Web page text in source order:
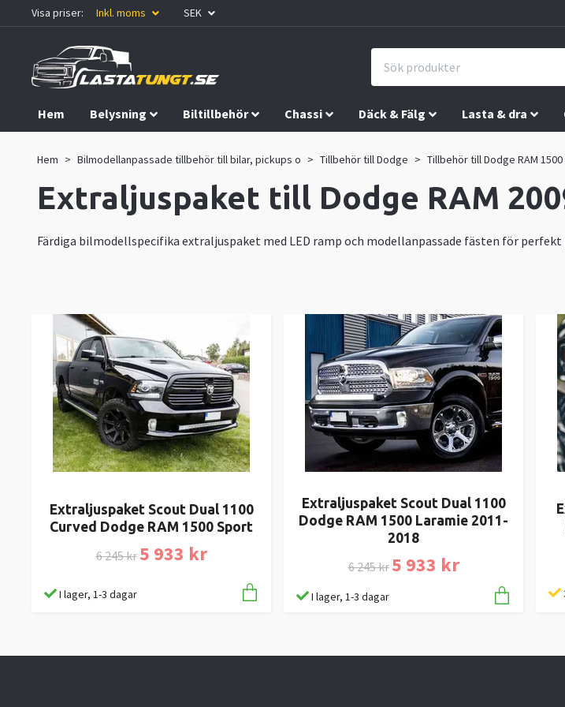
Visa priser: Inkl. moms SEK
Hem Belysning Biltillbehör Chassi Däck & Fälg Lasta & dra
Hem Bilmodellanpassade tillbehör till bilar, pickups o Tillbehör till Dodge Tillbehör till Dodge RAM 1500
Extraljuspaket till Dodge RAM
Färdiga bilmodellspecifika extraljuspaket med LED ramp och modellanpassade fästen för perfekt
Extraljuspaket Scout Dual 1100
Curved Dodge RAM 1500 Sport
6 245 kr 5 933 kr
I lager, 1-3 dagar
Extraljuspaket Scout Dual 1100
Dodge RAM 1500 Laramie 2011-
2018
6 245 kr 5 933 kr
I lager, 1-3 dagar